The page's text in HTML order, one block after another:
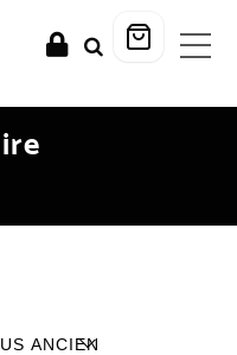
du plus récent au plus ancien